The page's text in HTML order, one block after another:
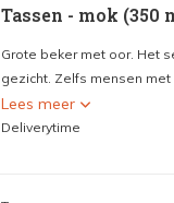
Tassen - mok (350
Grote beker met oor. Het
gezicht. Zelfs mensen
Lees meer
Deliverytime